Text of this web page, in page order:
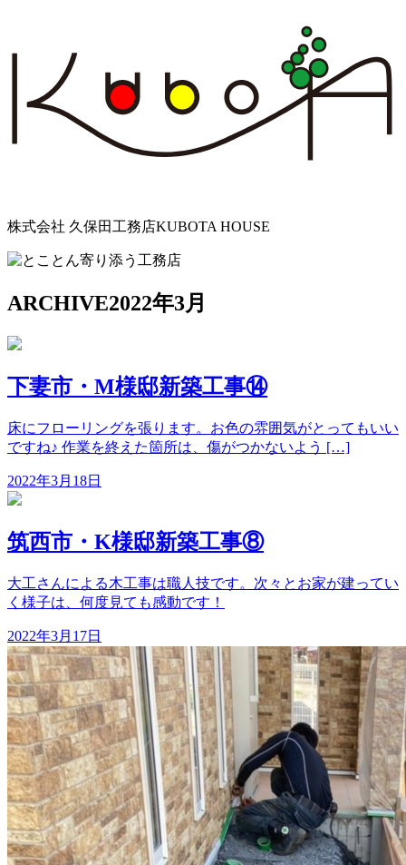
株式会社 久保田工務店KUBOTA HOUSE
ARCHIVE2022年3月
下妻市・M様邸新築工事⑭
床にフローリングを張ります。お色の雰囲気がとってもいい
ですね♪ 作業を終えた箇所は、傷がつかないよう […]
2022年3月18日
筑西市・K様邸新築工事⑧
大工さんによる木工事は職人技です。次々とお家が建ってい
く様子は、何度見ても感動です！
2022年3月17日